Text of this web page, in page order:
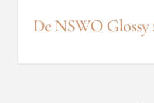
De NSWO Glossy